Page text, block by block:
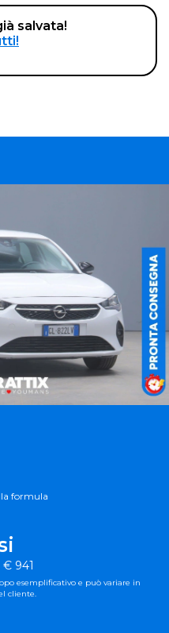
salvata!
formula
€ 941
esemplificativo e può variare in
cliente.